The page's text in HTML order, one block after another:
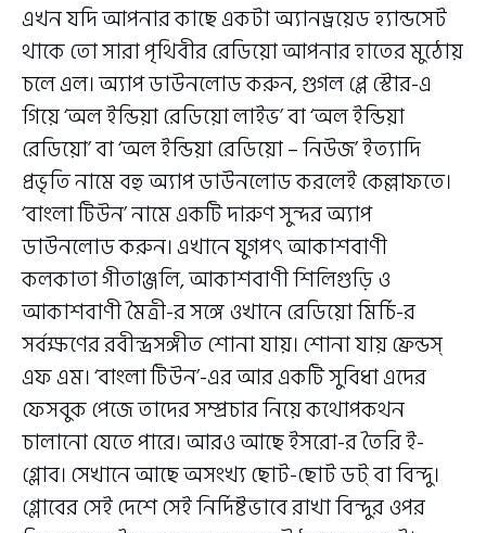
এখন যদি আপনার কাছে একটা অ্যানড্রয়েড হ্যান্ডসেট
থাকে তো সারা পৃথিবীর রেডিয়ো আপনার হাতের মুঠোয়
চলে এল। অ্যাপ ডাউনলোড করুন, গুগল প্লে স্টোর-এ
গিয়ে ‘অল ইন্ডিয়া রেডিয়ো লাইভ’ বা ‘অল ইন্ডিয়া
রেডিয়ো’ বা ‘অল ইন্ডিয়া রেডিয়ো – নিউজ’ ইত্যাদি
প্রভৃতি নামে বহু অ্যাপ ডাউনলোড করলেই কেল্লাফতে।
‘বাংলা টিউন’ নামে একটি দারুণ সুন্দর অ্যাপ
ডাউনলোড করুন। এখানে যুগপৎ আকাশবাণী
কলকাতা গীতাঞ্জলি, আকাশবাণী শিলিগুড়ি ও
আকাশবাণী মৈত্রী-র সঙ্গে ওখানে রেডিয়ো মির্চি-র
সর্বক্ষণের রবীন্দ্রসঙ্গীত শোনা যায়। শোনা যায় ফ্রেন্ডস্
এফ এম। ‘বাংলা টিউন’-এর আর একটি সুবিধা এদের
ফেসবুক পেজে তাদের সম্প্রচার নিয়ে কথোপকথন
চালানো যেতে পারে। আরও আছে ইসরো-র তৈরি ই-
গ্লোব। সেখানে আছে অসংখ্য ছোট-ছোট ডট্ বা বিন্দু।
গ্লোবের সেই দেশে সেই নির্দিষ্টভাবে রাখা বিন্দুর ওপর